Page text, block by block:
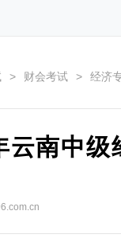
> 财会考试 > 经济
云南中级